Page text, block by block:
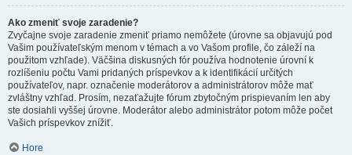
Ako zmeniť svoje zaradenie?
Zvyčajne svoje zaradenie zmeniť priamo nemôžete (úrovne sa objavujú pod
Vašim používateľským menom v témach a vo Vašom profile, čo záleží na
použitom vzhľade). Väčšina diskusných fór používa hodnotenie úrovní k
rozlíšeniu počtu Vami pridaných príspevkov a k identifikácií určitých
používateľov, napr. označenie moderátorov a administrátorov môže mať
zvláštny vzhľad. Prosím, nezaťažujte fórum zbytočným prispievaním len aby
ste dosiahli vyššej úrovne. Moderátor alebo administrátor potom môže počet
Vašich príspevkov znížiť.
Hore